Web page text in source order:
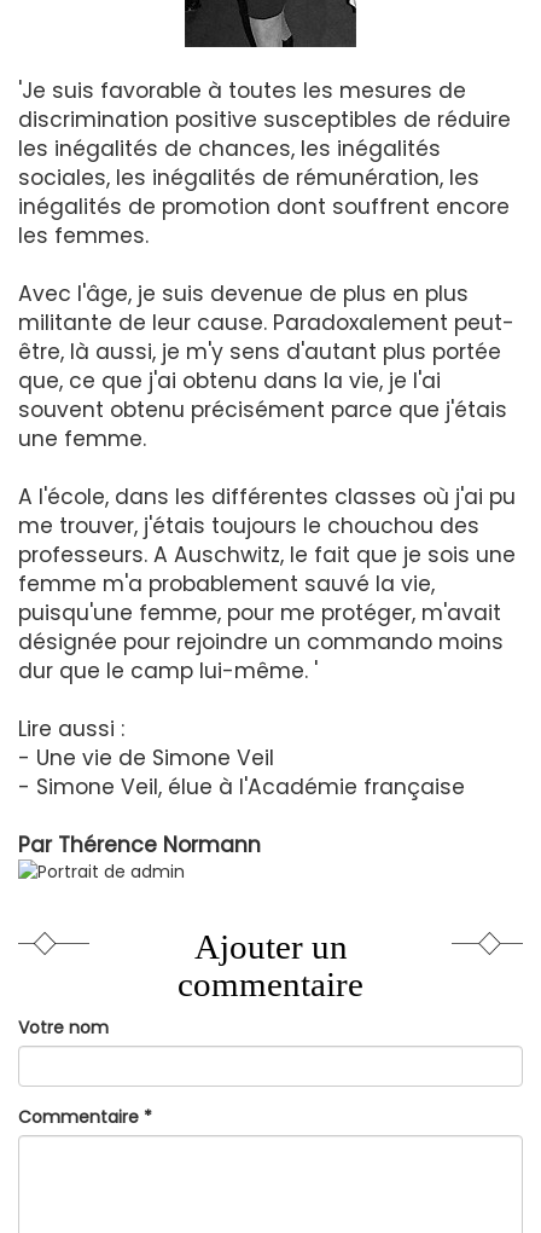
'Je suis favorable à toutes les mesures de
discrimination positive susceptibles de réduire
les inégalités de chances, les inégalités
sociales, les inégalités de rémunération, les
inégalités de promotion dont souffrent encore
les femmes.
Avec l'âge, je suis devenue de plus en plus
militante de leur cause. Paradoxalement peut-
être, là aussi, je m'y sens d'autant plus portée
que, ce que j'ai obtenu dans la vie, je l'ai
souvent obtenu précisément parce que j'étais
une femme.
A l'école, dans les différentes classes où j'ai pu
me trouver, j'étais toujours le chouchou des
professeurs. A Auschwitz, le fait que je sois une
femme m'a probablement sauvé la vie,
puisqu'une femme, pour me protéger, m'avait
désignée pour rejoindre un commando moins
dur que le camp lui-même. '
Lire aussi :
- Une vie de Simone Veil
- Simone Veil, élue à l'Académie française
Par Thérence Normann
Ajouter un
commentaire
Votre nom
Commentaire *